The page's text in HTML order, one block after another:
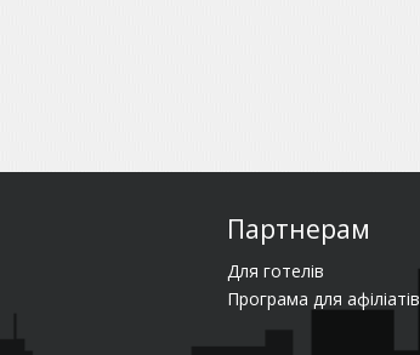
Партнерам
Для готелів
Програма для афіліатів